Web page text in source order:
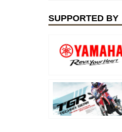
SUPPORTED BY